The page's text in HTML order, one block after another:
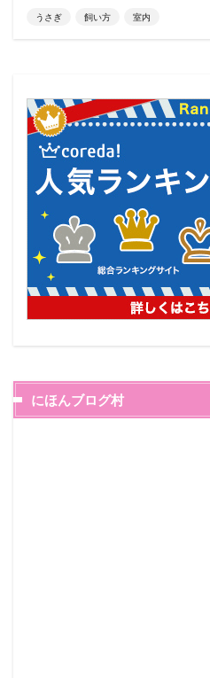
うさぎ 飼い方 室内
にほんブログ村